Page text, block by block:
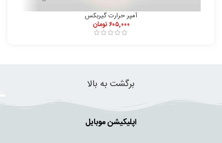
آمپر حرارت گیربکس
۶۰۵,۰۰۰تومان
برگشت به بالا
اپلیکیشن موبایل